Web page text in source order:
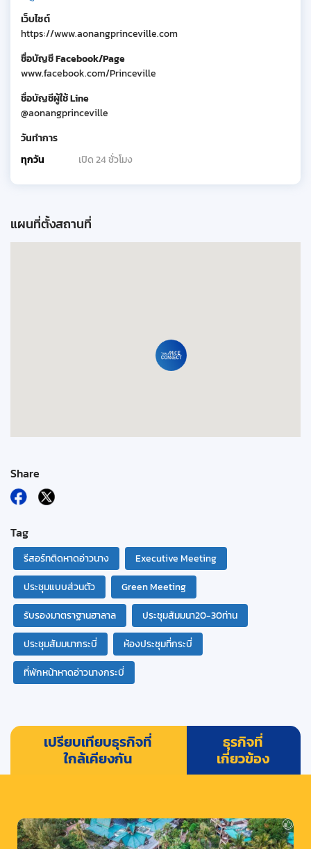
เว็บไซต์
https://www.aonangprinceville.com
ชื่อบัญชี Facebook/Page
www.facebook.com/Princeville
ชื่อบัญชีผู้ใช้ Line
@aonangprinceville
วันทำการ
ทุกวัน
เปิด 24 ชั่วโมง
แผนที่ตั้งสถานที่
Share
Tag
รีสอร์ทติดหาดอ่าวนาง
Executive Meeting
ประชุมแบบส่วนตัว
Green Meeting
รับรองมาตราฐานฮาลาล
ประชุมสัมมนา20-30ท่าน
ประชุมสัมมนากระบี่
ห้องประชุมที่กระบี่
ที่พักหน้าหาดอ่าวนางกระบี่
เปรียบเทียบธุรกิจที่
ใกล้เคียงกัน
ธุรกิจที่
เกี่ยวข้อง